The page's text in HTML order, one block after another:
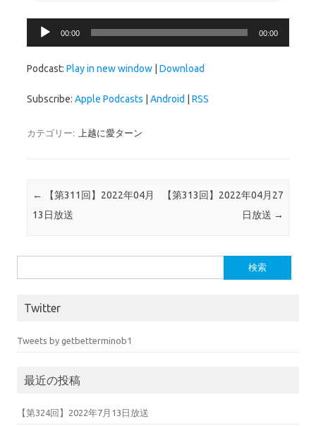
レ
00:00 00:00
Podcast: Play in new window Download
Subscribe: Apple Podcasts Android RSS
カテゴリー: 上越に愛ターン
投稿ナビゲーション
←
【第311回】2022年04月
13日放送
【第313回】2022年04月27
日放送 →
Twitter
Tweets by getbetterminob1
最近の投稿
【第324回】2022年7月13日放送